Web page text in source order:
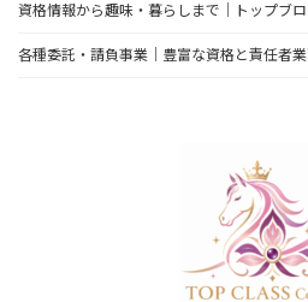
資格情報から趣味・暮らしまで｜トップブ
各種委託・請負事業｜豊富な資格と責任者